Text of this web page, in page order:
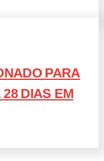
PARA
DIAS EM